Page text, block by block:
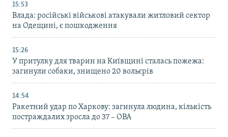
15:53
Влада: російські військові атакували житловий сектор
на Одещині, є пошкодження
15:26
У притулку для тварин на Київщині сталась пожежа:
загинули собаки, знищено 20 вольєрів
14:54
Ракетний удар по Харкову: загинула людина, кількість
постраждалих зросла до 37 – ОВА